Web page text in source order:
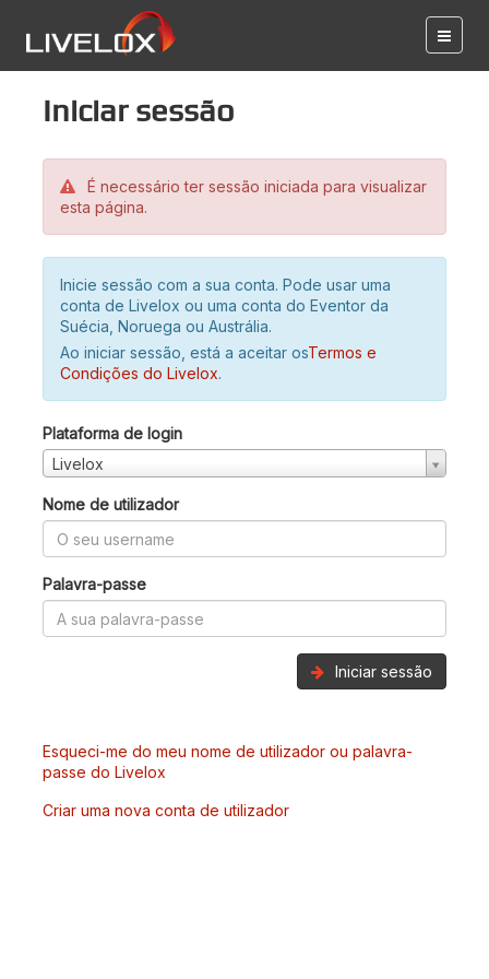
Iniciar sessão
É necessário ter sessão iniciada para visualizar
esta página.
Inicie sessão com a sua conta. Pode usar uma
conta de Livelox ou uma conta do Eventor da
Suécia, Noruega ou Austrália.
Ao iniciar sessão, está a aceitar osTermos e
Condições do Livelox.
Plataforma de login
Livelox
Nome de utilizador
Palavra-passe
Iniciar sessão
Esqueci-me do meu nome de utilizador ou palavra-
passe do Livelox
Criar uma nova conta de utilizador